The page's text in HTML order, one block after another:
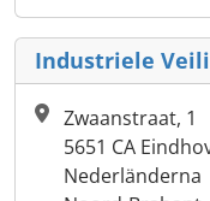
Industriele
Zwaanstraat, 1
5651 CA
Nederländerna